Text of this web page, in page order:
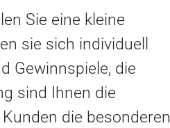
Sie eine kleine
sie sich individuell
Gewinnspiele, die
sind Ihnen die
die besonderen